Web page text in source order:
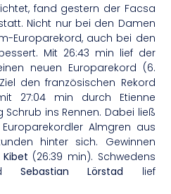
fand gestern der Facsa
Nicht nur bei den Damen
Europarekord, auch bei den
Mit 26:43 min lief der
neuen Europarekord (6.
den französischen Rekord
27:04 min durch Etienne
ins Rennen. Dabei ließ
Almgren aus
hinter sich. Gewinnen
(26:39 min). Schwedens
Sebastian Lörstad lief